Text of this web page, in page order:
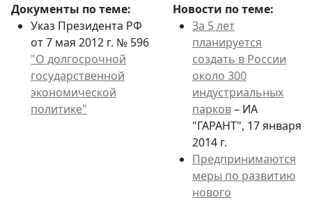
Документы по теме:
Новости по теме:
Указ Президента РФ
от 7 мая 2012 г. № 596
"О долгосрочной
государственной
экономической
политике"
За 5 лет
планируется
создать в России
около 300
индустриальных
парков– ИА
"ГАРАНТ", 17 января
2014 г.
Предпринимаются
меры по развитию
нового